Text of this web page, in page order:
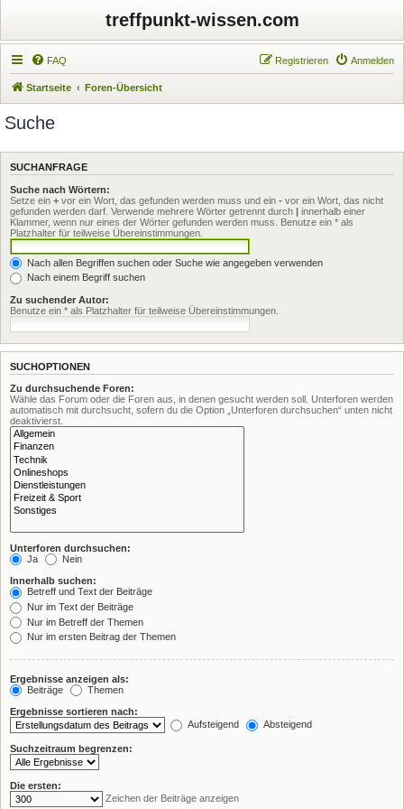
treffpunkt-wissen.com
FAQ Anmelden
Registrieren
Startseite Foren-Übersicht
Suche
SUCHANFRAGE
Suche nach Wörtern:
Setze ein + vor ein Wort, das gefunden werden muss und ein - vor ein Wort, das nicht
gefunden werden darf. Verwende mehrere Wörter getrennt durch | innerhalb einer
Klammer, wenn nur eines der Wörter gefunden werden muss. Benutze ein * als
Platzhalter für teilweise Übereinstimmungen.
Nach allen Begriffen suchen oder Suche wie angegeben verwenden
Nach einem Begriff suchen
Zu suchender Autor:
Benutze ein * als Platzhalter für teilweise Übereinstimmungen.
SUCHOPTIONEN
Zu durchsuchende Foren:
Wähle das Forum oder die Foren aus, in denen gesucht werden soll. Unterforen werden
automatisch mit durchsucht, sofern du die Option „Unterforen durchsuchen“ unten nicht
deaktivierst.
Unterforen durchsuchen:
Ja
Nein
Innerhalb suchen:
Betreff und Text der Beiträge
Nur im Text der Beiträge
Nur im Betreff der Themen
Nur im ersten Beitrag der Themen
Ergebnisse anzeigen als:
Beiträge
Themen
Ergebnisse sortieren nach:
Aufsteigend
Absteigend
Suchzeitraum begrenzen:
Die ersten:
Zeichen der Beiträge anzeigen